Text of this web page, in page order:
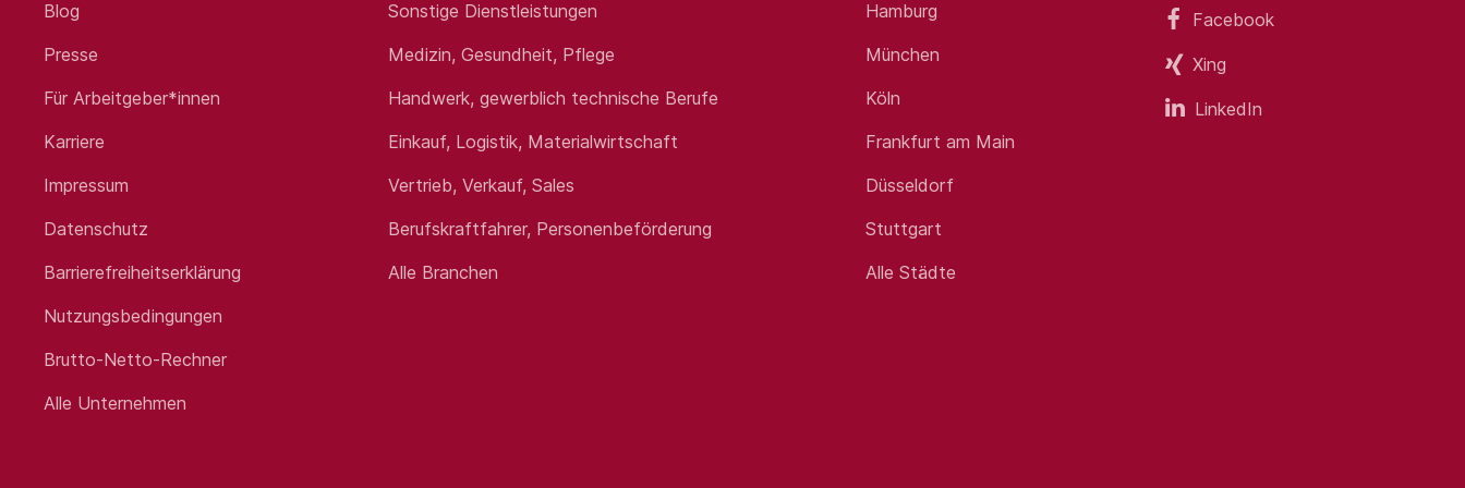
Blog
Presse
Für Arbeitgeber*innen
Karriere
Impressum
Datenschutz
Barrierefreiheitserklärung
Nutzungsbedingungen
Brutto-Netto-Rechner
Alle Unternehmen
Sonstige Dienstleistungen
Medizin, Gesundheit, Pflege
Handwerk, gewerblich technische Berufe
Einkauf, Logistik, Materialwirtschaft
Vertrieb, Verkauf, Sales
Berufskraftfahrer, Personenbeförderung
Alle Branchen
Hamburg
München
Köln
Frankfurt am Main
Düsseldorf
Stuttgart
Alle Städte
Facebook
Xing
LinkedIn